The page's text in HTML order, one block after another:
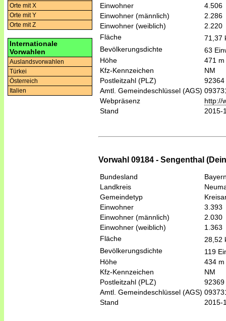
Orte mit X
Orte mit Y
Orte mit Z
Internationale
Vorwahlen
Auslandsvorwahlen
Türkei
Österreich
Italien
Einwohner
4.506
Einwohner (männlich)
2.286
Einwohner (weiblich)
2.220
Fläche
71,37
Bevölkerungsdichte
63
Höhe
471 m
Kfz-Kennzeichen
NM
Postleitzahl (PLZ)
92364
Amtl. Gemeindeschlüssel (AGS)
Webpräsenz
http://
Stand
2015-
Vorwahl 09184 - Sengenthal
Bundesland
Landkreis
Gemeindetyp
Einwohner
3.393
Einwohner (männlich)
2.030
Einwohner (weiblich)
1.363
Fläche
28,52
Bevölkerungsdichte
119
Höhe
434 m
Kfz-Kennzeichen
NM
Postleitzahl (PLZ)
92369
Amtl. Gemeindeschlüssel (AGS)
Stand
2015-